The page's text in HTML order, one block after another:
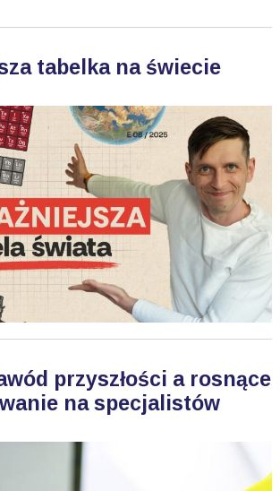
tabelka na świecie
przyszłości a rosnące
na specjalistów